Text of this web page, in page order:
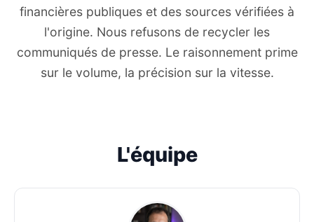
financières publiques et des sources vérifiées à
l'origine. Nous refusons de recycler les
communiqués de presse. Le raisonnement prime
sur le volume, la précision sur la vitesse.
L'équipe